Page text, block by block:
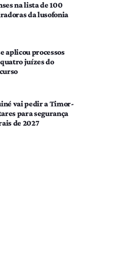
na lista de 100
da lusofonia
aplicou processos
juízes do
vai pedir a Timor-
para segurança
de 2027